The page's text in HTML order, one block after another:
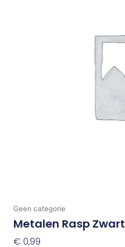
Geen categorie
Metalen Rasp Zwart
€ 0,99